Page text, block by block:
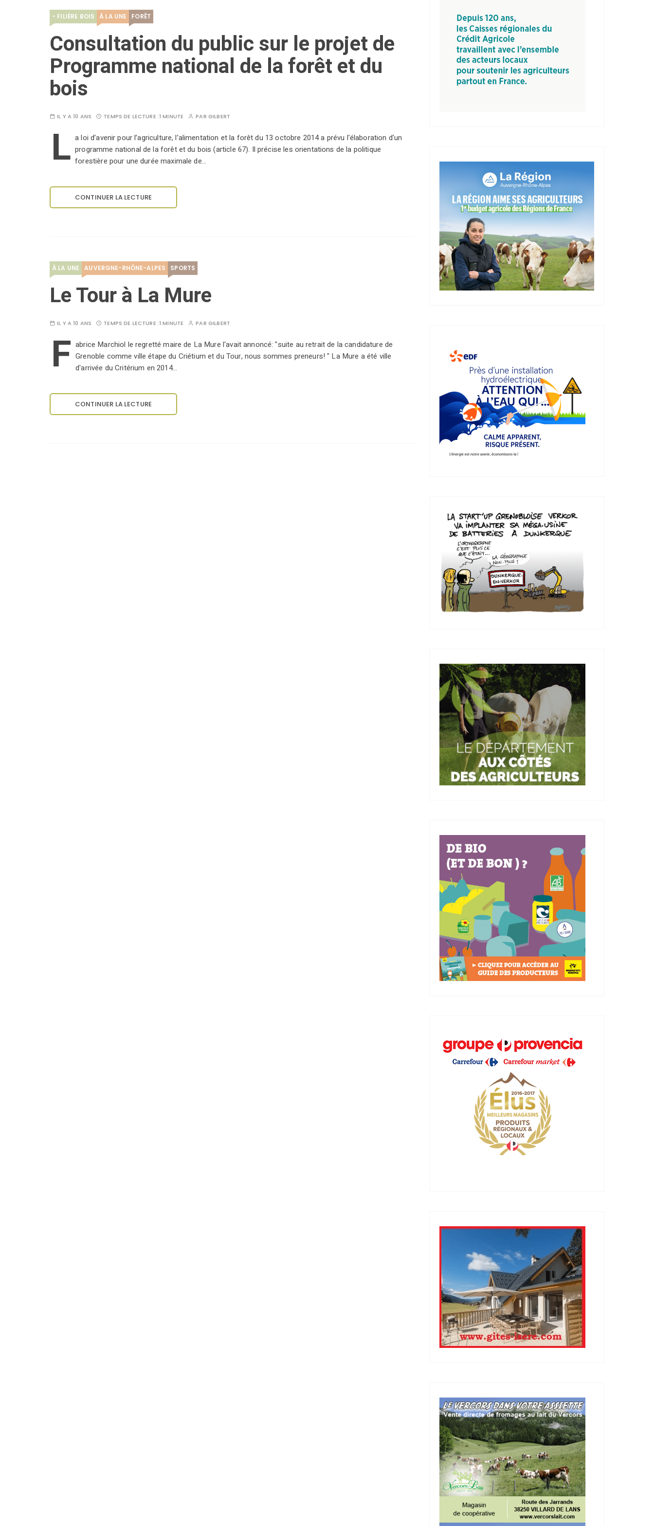
- FILIÈRE BOIS À LA UNE FORÊT
Consultation du public sur le projet de
Programme national de la forêt et du
bois
IL Y A 10 ANS TEMPS DE LECTURE :1 MINUTE PAR GILBERT
L a loi d’avenir pour l’agriculture, l’alimentation et la forêt du 13 octobre 2014 a prévu l'élaboration d'un
programme national de la forêt et du bois (article 67). Il précise les orientations de la politique
forestière pour une durée maximale de…
CONTINUER LA LECTURE
À LA UNE AUVERGNE-RHÔNE-ALPES SPORTS
Le Tour à La Mure
IL Y A 10 ANS TEMPS DE LECTURE :1 MINUTE PAR GILBERT
F abrice Marchiol le regretté maire de La Mure l'avait annoncé: "suite au retrait de la candidature de
Grenoble comme ville étape du Criétium et du Tour, nous sommes preneurs! " La Mure a été ville
d'arrivée du Critérium en 2014…
CONTINUER LA LECTURE